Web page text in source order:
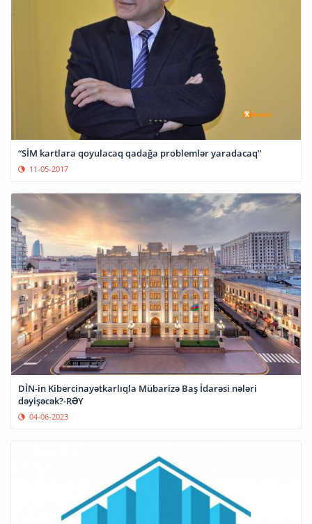
“SİM kartlara qoyulacaq qadağa problemlər yaradacaq”
11-05-2017
DİN-in Kibercinayətkarlıqla Mübarizə Baş İdarəsi nələri
dəyişəcək?-RƏY
04-06-2023